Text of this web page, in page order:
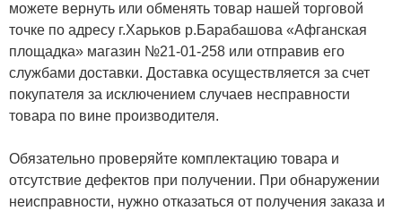
можете вернуть или обменять товар нашей торговой
точке по адресу г.Харьков р.Барабашова «Афганская
площадка» магазин №21-01-258 или отправив его
службами доставки. Доставка осуществляется за счет
покупателя за исключением случаев несправности
товара по вине производителя.
Обязательно проверяйте комплектацию товара и
отсутствие дефектов при получении. При обнаружении
неисправности, нужно отказаться от получения заказа и